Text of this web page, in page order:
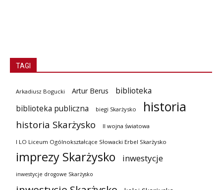
TAGI
Arkadiusz Bogucki Artur Berus
biblioteka
biblioteka publiczna
biegi Skarżysko historia
historia Skarżysko II wojna światowa
I LO Liceum Ogólnokształcące Słowacki Erbel Skarżysko
imprezy Skarżysko inwestycje
inwestycje drogowe Skarżysko